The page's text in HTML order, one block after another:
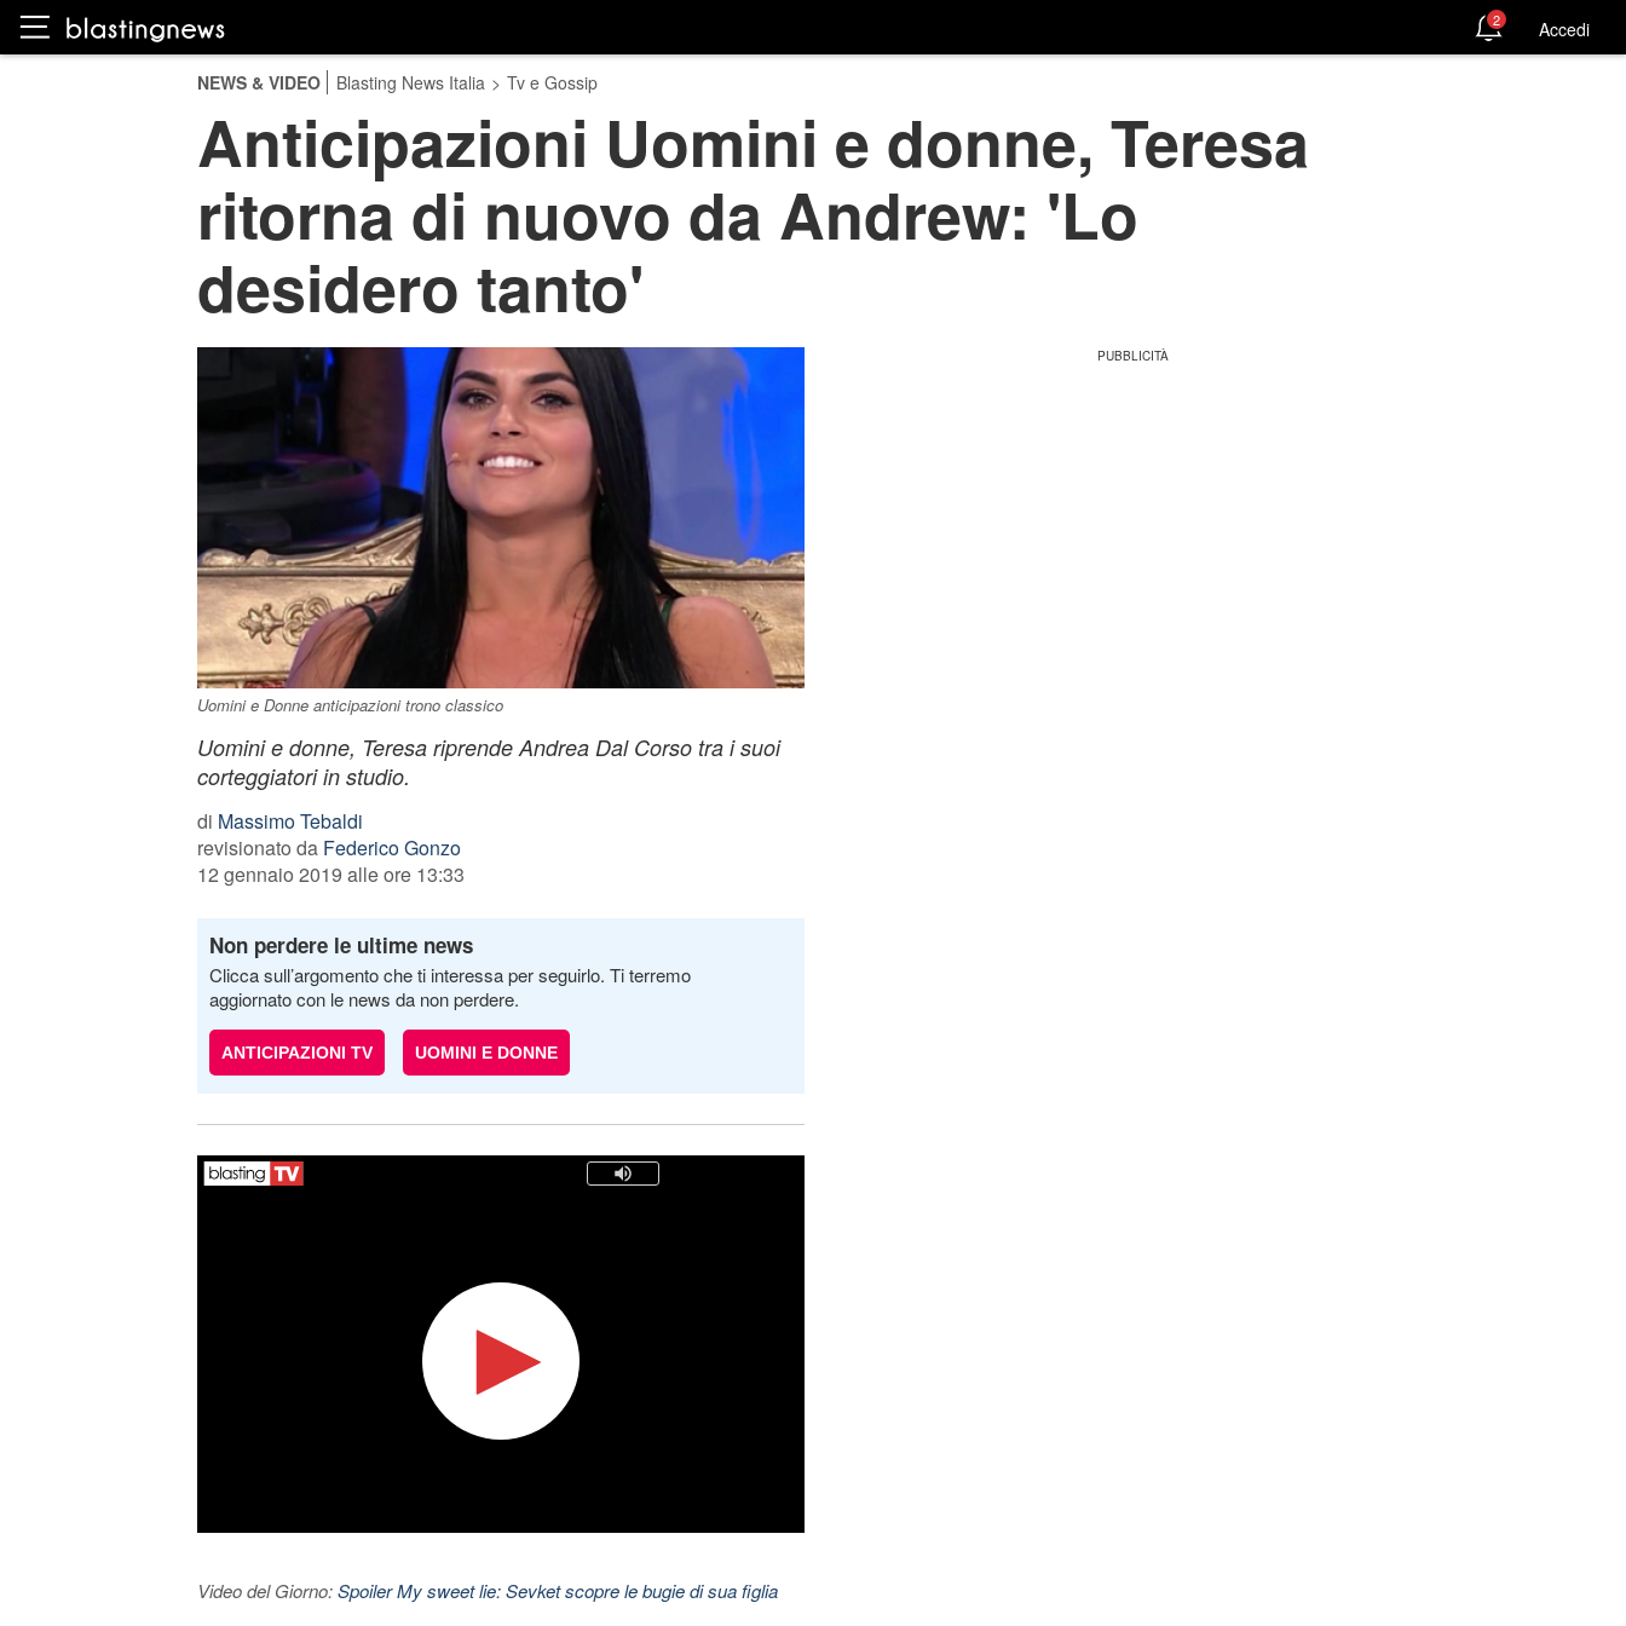
2 Accedi
NEWS & VIDEO Blasting News Italia > Tv e Gossip
Anticipazioni Uomini e donne, Teresa
ritorna di nuovo da Andrew: 'Lo
desidero tanto'
Uomini e Donne anticipazioni trono classico
Uomini e donne, Teresa riprende Andrea Dal Corso tra i suoi
corteggiatori in studio.
di Massimo Tebaldi
revisionato da Federico Gonzo
12 gennaio 2019 alle ore 13:33
Non perdere le ultime news
Clicca sull’argomento che ti interessa per seguirlo. Ti terremo
aggiornato con le news da non perdere.
ANTICIPAZIONI TV UOMINI E DONNE
Video del Giorno:Spoiler My sweet lie: Sevket scopre le bugie di sua figlia